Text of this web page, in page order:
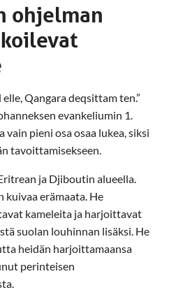
ohjelman
Qangara deqsittam ten.”
evankeliumin 1.
pieni osa osaa lukea, siksi
tavoittamisekseen.
ja Djiboutin alueella.
kuivaa erämaata. He
kameleita ja harjoittavat
suolan louhinnan lisäksi. He
heidän harjoittamaansa
perinteisen